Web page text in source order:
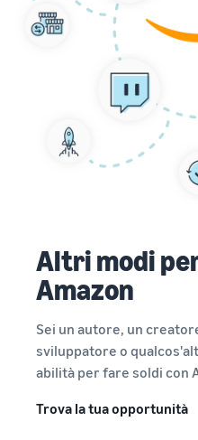
Altri modi
Amazon
Sei un autore, un
sviluppatore o
abilità per fare soldi con
Trova la tua opportunità